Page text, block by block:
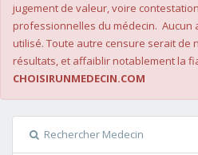
jugement de valeur, voire
professionnelles du médecin. Aucun
utilisé. Toute autre censure serait de
résultats, et affaiblir notablement la
CHOISIRUNMEDECIN.COM
Rechercher Medecin